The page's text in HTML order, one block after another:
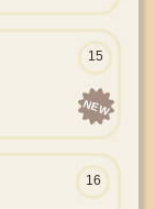
15
NEW
16